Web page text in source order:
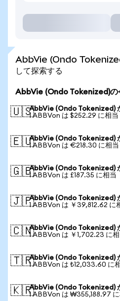
AbbVie (Ondo
して探索する
AbbVie (Ondo Tokenized)の
🇺🇸AbbVie (Ondo Tokenized)
1 ABBVon は $252.29 に相当
🇪🇺AbbVie (Ondo Tokenized)
1 ABBVon は €218.30 に相当
🇬🇧AbbVie (Ondo Tokenized)
1 ABBVon は £187.35 に相当
🇯🇵AbbVie (Ondo Tokenized)
1 ABBVon は ￥39,812.62 に
🇨🇳AbbVie (Ondo Tokenized)
1 ABBVon は ￥1,702.23 に相
🇹🇷AbbVie (Ondo Tokenized)
1 ABBVon は ₺12,033.60 に
🇰🇷AbbVie (Ondo Tokenized)
1 ABBVon は ₩355,188.97 に